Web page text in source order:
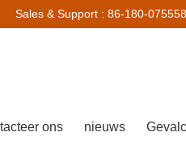
Sales & Support : 86-180-
ons nieuws